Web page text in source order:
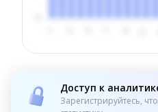
Доступ к
Зарегистрируйтесь,